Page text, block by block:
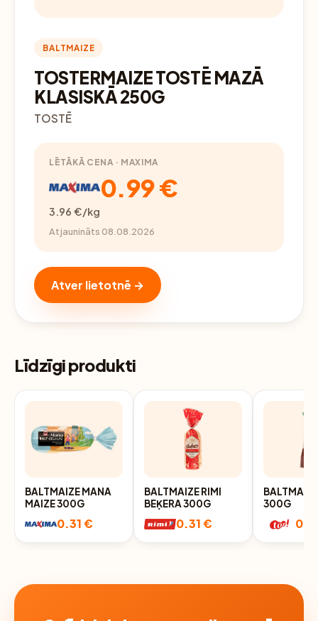
BALTMAIZE
TOSTERMAIZE TOSTĒ MAZĀ
KLASISKĀ 250G
TOSTĒ
LĒTĀKĀ CENA · MAXIMA
0.99 €
3.96 €/kg
Atjaunināts 08.08.2026
Atver lietotnē →
Līdzīgi produkti
BALTMAIZE MANA
MAIZE 300G
0.31 €
BALTMAIZE RIMI
BEĶERA 300G
0.31 €
300G